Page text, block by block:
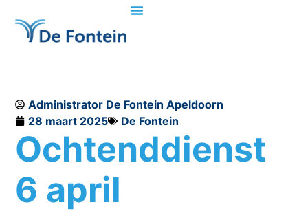
Administrator De Fontein Apeldoorn
28 maart 2025
De Fontein
Ochtenddienst
6 april